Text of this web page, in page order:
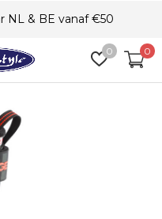
0 0
NL & BE vanaf €50